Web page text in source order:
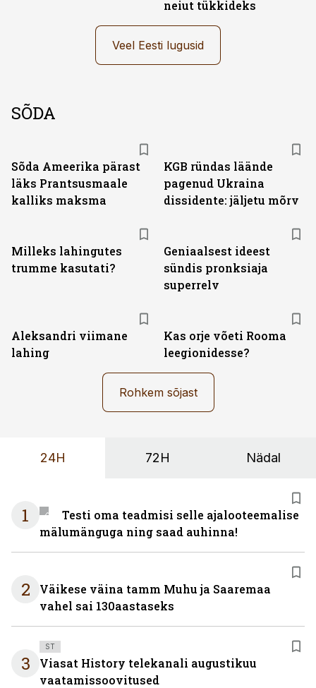
neiut tükkideks
Veel Eesti lugusid
SÕDA
Sõda Ameerika pärast
läks Prantsusmaale
kalliks maksma
KGB ründas läände
pagenud Ukraina
dissidente: jäljetu mõrv
Milleks lahingutes
trumme kasutati?
Geniaalsest ideest
sündis pronksiaja
superrelv
Aleksandri viimane
lahing
Kas orje võeti Rooma
leegionidesse?
Rohkem sõjast
24H 72H Nädal
1
Testi oma teadmisi selle ajalooteemalise
mälumänguga ning saad auhinna!
2
Väikese väina tamm Muhu ja Saaremaa
vahel sai 130aastaseks
3
ST
Viasat History telekanali augustikuu
vaatamissoovitused